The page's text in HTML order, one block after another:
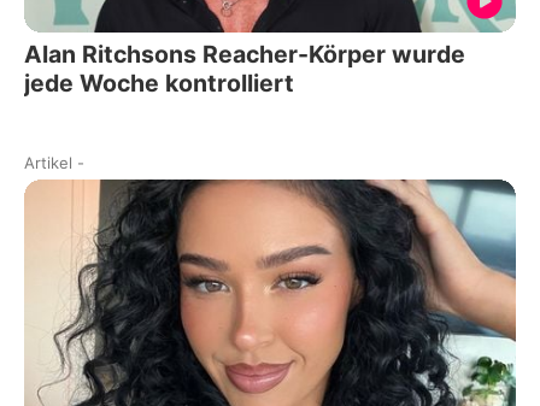
Alan Ritchsons Reacher-Körper wurde
jede Woche kontrolliert
Artikel -